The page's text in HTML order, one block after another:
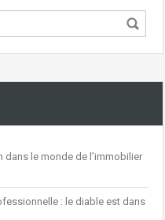
dans le monde de l’immobilier
: le diable est dans